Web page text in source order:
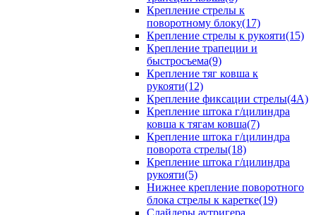
Крепление стрелы к
поворотному блоку(17)
Крепление стрелы к рукояти(15)
Крепление трапеции и
быстросъема(9)
Крепление тяг ковша к
рукояти(12)
Крепление фиксации стрелы(4A)
Крепление штока г/цилиндра
ковша к тягам ковша(7)
Крепление штока г/цилиндра
поворота стрелы(18)
Крепление штока г/цилиндра
рукояти(5)
Нижнее крепление поворотного
блока стрелы к каретке(19)
Слайдеры аутригера